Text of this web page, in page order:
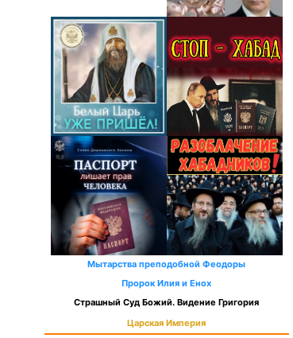
Мытарства преподобной Феодоры
Пророк Илия и Енох
Страшный Суд Божий. Видение Григория
Царская Империя